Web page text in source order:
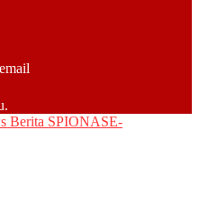
SPIONASE-